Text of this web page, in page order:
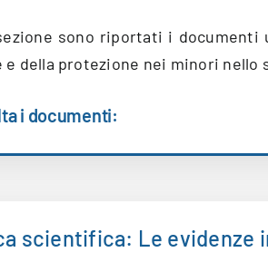
sono riportati i documenti
e della protezione nei minori nello
i documenti:
scientifica: Le evidenze